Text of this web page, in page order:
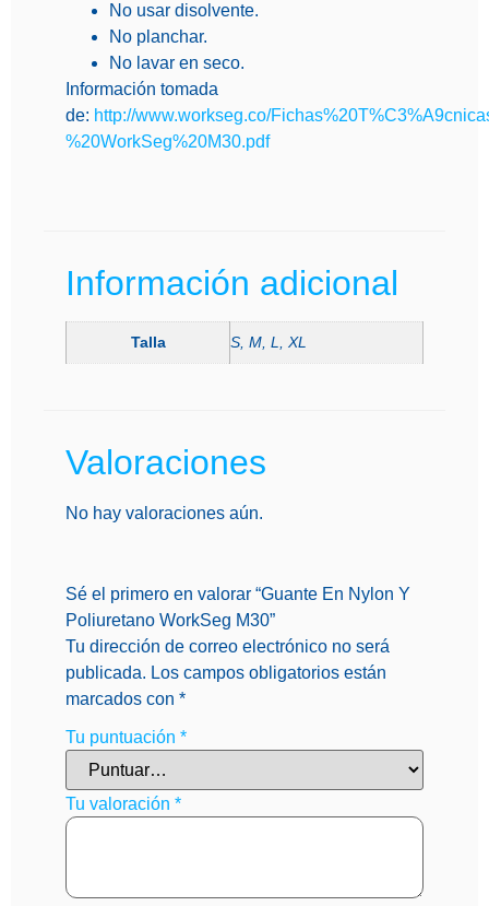
No usar disolvente.
No planchar.
No lavar en seco.
Información tomada
de: http://www.workseg.co/
%20WorkSeg%20M30.pdf
Información adicional
Talla S, M, L, XL
Valoraciones
No hay valoraciones aún.
Sé el primero en valorar “Guante En Nylon Y
Poliuretano WorkSeg M30”
Tu dirección de correo electrónico no será
publicada. Los campos obligatorios están
marcados con *
Tu puntuación *
Tu valoración *